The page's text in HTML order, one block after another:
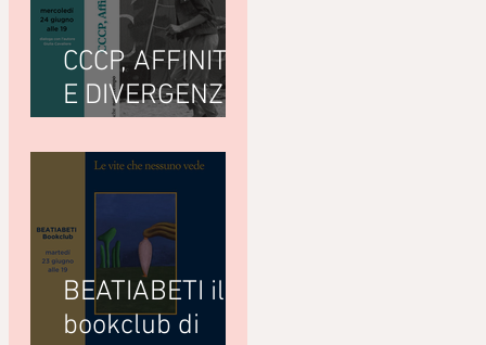
CCCP, AFFINITÀ
E DIVERGENZE
Bottà
(Nottetempo)
BEATIABETI il
bookclub di